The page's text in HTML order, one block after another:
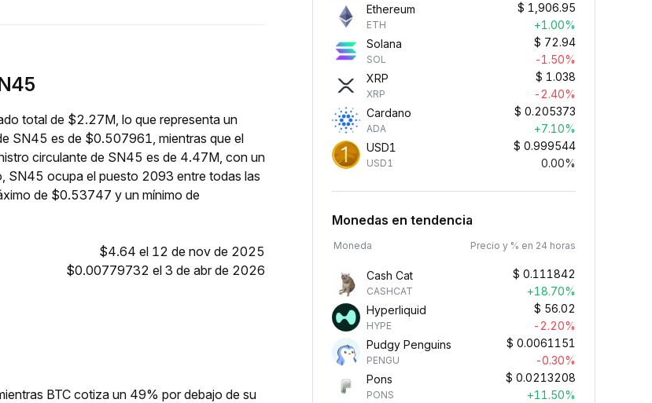
total de $2.27M, lo que representa un
SN45 es de $0.507961, mientras que el
circulante de SN45 es de 4.47M, con un
SN45 ocupa el puesto 2093 entre todas las
de $0.53747 y un mínimo de
$4.64 el 12 de nov de 2025
$0.00779732 el 3 de abr de 2026
BTC cotiza un 49% por debajo de su
Ethereum
ETH
$ 1,906.95
+1.00%
Solana
SOL
$ 72.94
-1.50%
XRP
XRP
$ 1.038
-2.40%
Cardano
ADA
$ 0.205373
+7.10%
USD1
USD1
$ 0.999544
0.00%
Monedas en tendencia
Moneda Precio y % en 24 horas
Cash Cat
CASHCAT
$ 0.111842
+18.70%
Hyperliquid
HYPE
$ 56.02
-2.20%
Pudgy Penguins
PENGU
$ 0.0061151
-0.30%
Pons
PONS
$ 0.0213208
+11.50%